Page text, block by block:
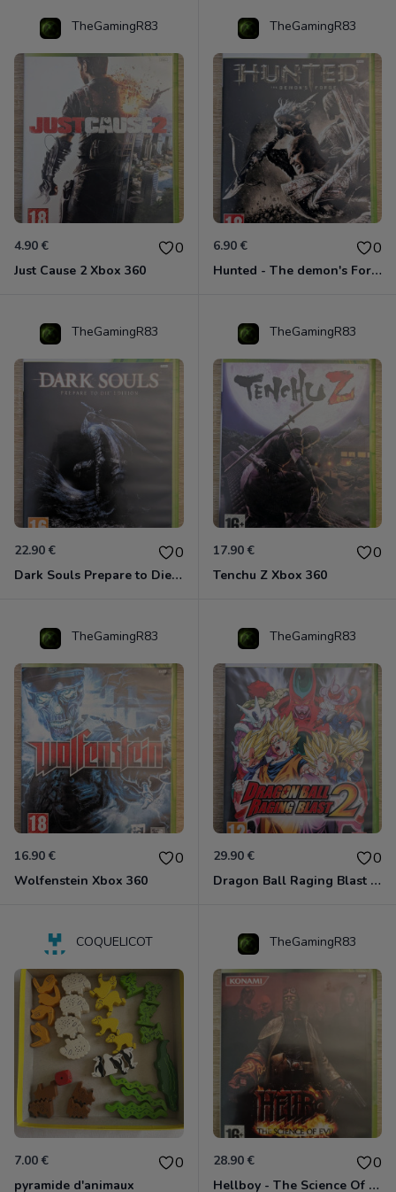
TheGamingR83
4.90 € 0
Just Cause 2 Xbox 360
TheGamingR83
6.90 € 0
Hunted - The demon's Forge Xbox 360 (Complet CIB)
TheGamingR83
22.90 € 0
Dark Souls Prepare to Die Edition XBOX 360
TheGamingR83
17.90 € 0
Tenchu Z Xbox 360
TheGamingR83
16.90 € 0
Wolfenstein Xbox 360
TheGamingR83
29.90 € 0
Dragon Ball Raging Blast 2 Xbox 360
COQUELICOT
7.00 € 0
pyramide d'animaux
TheGamingR83
28.90 € 0
Hellboy - The Science Of Evil Xbox 360